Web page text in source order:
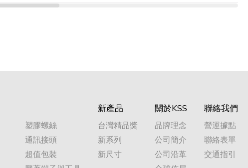
塑膠螺絲
通訊接頭
超值包裝
新產品
台灣精品獎
新系列
新尺寸
關於KSS
品牌理念
公司簡介
公司沿革
聯絡我們
營運據點
聯絡表單
交通指引